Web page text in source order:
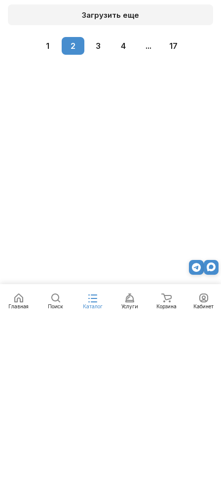
Загрузить еще
1 2 3 4 ... 17
Главная Поиск Каталог Услуги Корзина Кабинет